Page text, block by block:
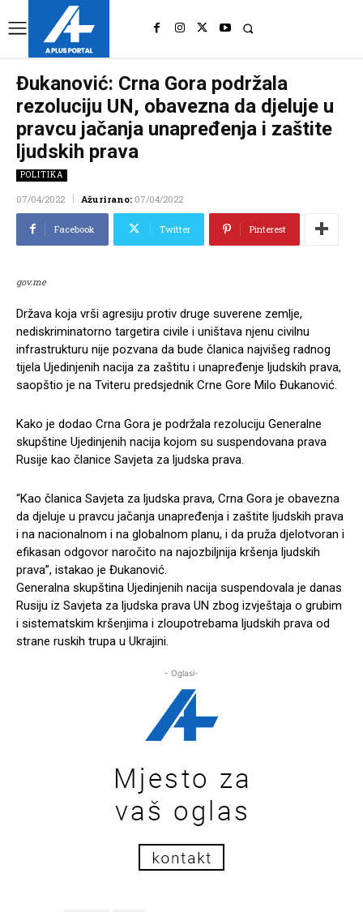
Đukanović: Crna Gora podržala
rezoluciju UN, obavezna da djeluje u
pravcu jačanja unapređenja i zaštite
ljudskih prava
POLITIKA
07/04/2022 Ažurirano: 07/04/2022
Facebook Twitter Pinterest
gov.me
Država koja vrši agresiju protiv druge suverene zemlje,
nediskriminatorno targetira civile i uništava njenu civilnu
infrastrukturu nije pozvana da bude članica najvišeg radnog
tijela Ujedinjenih nacija za zaštitu i unapređenje ljudskih prava,
saopštio je na Tviteru predsjednik Crne Gore Milo Đukanović.
Kako je dodao Crna Gora je podržala rezoluciju Generalne
skupštine Ujedinjenih nacija kojom su suspendovana prava
Rusije kao članice Savjeta za ljudska prava.
“Kao članica Savjeta za ljudska prava, Crna Gora je obavezna
da djeluje u pravcu jačanja unapređenja i zaštite ljudskih prava
i na nacionalnom i na globalnom planu, i da pruža djelotvoran i
efikasan odgovor naročito na najozbiljnija kršenja ljudskih
prava”, istakao je Đukanović.
Generalna skupština Ujedinjenih nacija suspendovala je danas
Rusiju iz Savjeta za ljudska prava UN zbog izvještaja o grubim
i sistematskim kršenjima i zloupotrebama ljudskih prava od
strane ruskih trupa u Ukrajini.
- Oglasi-